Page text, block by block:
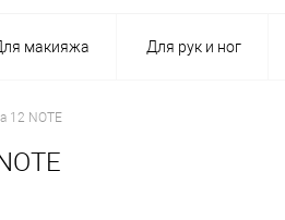
макияжа Для рук и ног
12 NOTE